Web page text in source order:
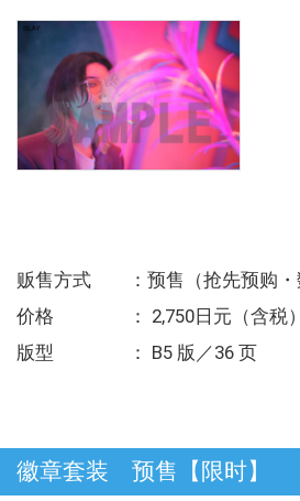
贩售方式 ：预售（抢先预购・
价格 ： 2,750日元（含税）
版型 ： B5 版／36 页
徽章套装 预售【限时】